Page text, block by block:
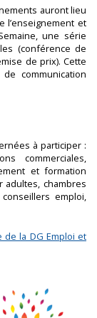
auront lieu
l’enseignement et
une série
(conférence de
de prix). Cette
communication
à participer :
commerciales,
et formation
chambres
emploi,
de la DG Emploi et